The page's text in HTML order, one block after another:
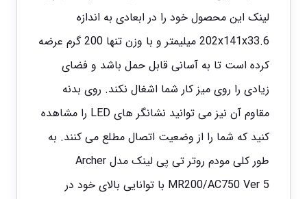
لینک این محصول خود را در ابعادی به اندازه
202x141x33.6 میلیمتر و با وزن تنها 200 گرم عرضه
کرده است تا به آسانی قابل حمل باشد و فضای
زیادی را روی میز کار شما اشغال نکند. روی بدنه
مقاوم آن نیز می توانید نشانگر های LED را مشاهده
کنید که شما را از وضعیت اتصال مطلع می کنند. به
طور کلی مودم روتر تی پی لینک مدل Archer
MR200/AC750 Ver 5 با توانایی بالای خود در